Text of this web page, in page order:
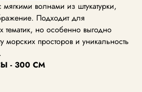
мягкими волнами из штукатурки,
Подходит для
но особенно выгодно
морских просторов и уникальность
- 300 СМ